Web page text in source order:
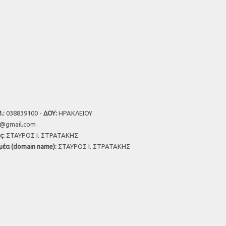
038839100 - ΔΟΥ: ΗΡΑΚΛΕΙΟΥ
ΣΤΑΥΡΟΣ Ι. ΣΤΡΑΤΑΚΗΣ
(domain name): ΣΤΑΥΡΟΣ Ι. ΣΤΡΑΤΑΚΗΣ